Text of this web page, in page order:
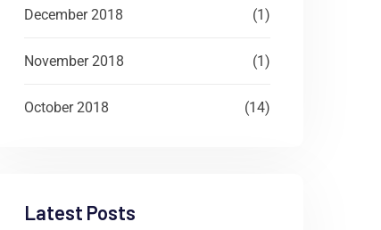
December 2018 (1)
November 2018 (1)
October 2018 (14)
Latest Posts